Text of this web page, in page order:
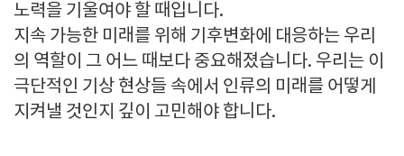
노력을 기울여야 할 때입니다.
지속 가능한 미래를 위해 기후변화에 대응하는 우리
의 역할이 그 어느 때보다 중요해졌습니다. 우리는 이
극단적인 기상 현상들 속에서 인류의 미래를 어떻게
지켜낼 것인지 깊이 고민해야 합니다.